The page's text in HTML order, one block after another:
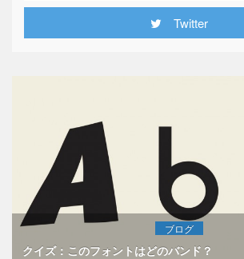
Twitter
ブログ
クイズ：このフォントはどのバンド？